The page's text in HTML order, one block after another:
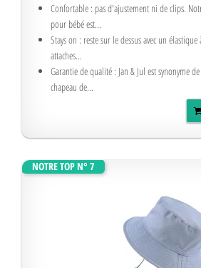
Confortable : pas d'ajustement ni de clips.
pour bébé est...
Stays on : reste sur le dessus avec un
attaches...
Garantie de qualité : Jan & Jul est synonyme
chapeau de...
NOTRE TOP N° 7